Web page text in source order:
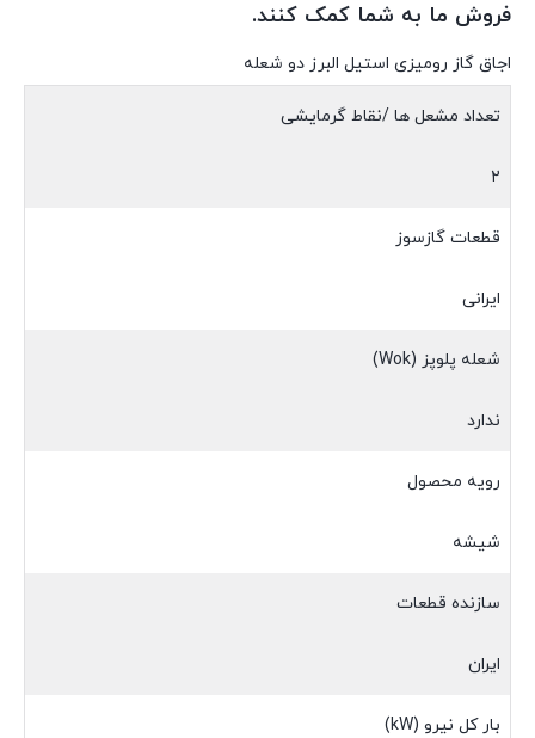
فروش ما به شما کمک کنند.
اجاق گاز رومیزی استیل البرز دو شعله
تعداد مشعل ها /نقاط گرمایشی
۲
قطعات گازسوز
ایرانی
شعله پلوپز (Wok)
ندارد
رویه محصول
شیشه
سازنده قطعات
ایران
بار کل نیرو (kW)